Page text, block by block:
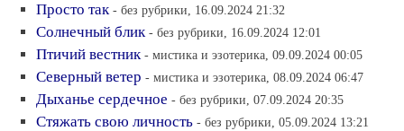
Просто так - без рубрики, 16.09.2024 21:32
Солнечный блик - без рубрики, 16.09.2024 12:01
Птичий вестник - мистика и эзотерика, 09.09.2024 00:05
Северный ветер - мистика и эзотерика, 08.09.2024 06:47
Дыханье сердечное - без рубрики, 07.09.2024 20:35
Стяжать свою личность - без рубрики, 05.09.2024 13:21